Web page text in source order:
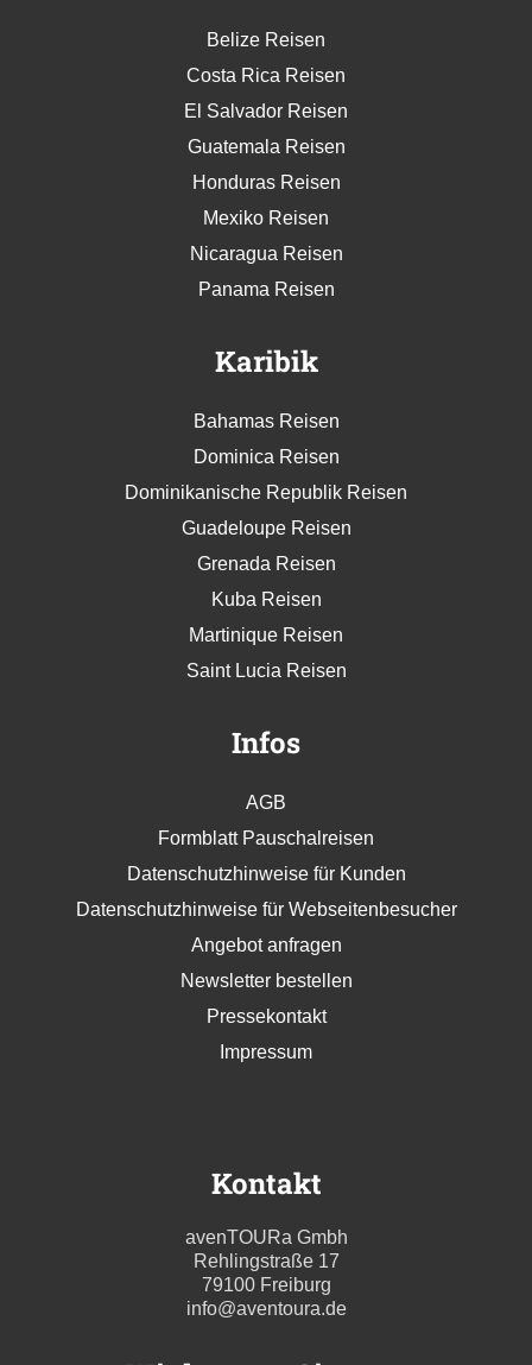
Belize Reisen
Costa Rica Reisen
El Salvador Reisen
Guatemala Reisen
Honduras Reisen
Mexiko Reisen
Nicaragua Reisen
Panama Reisen
Karibik
Bahamas Reisen
Dominica Reisen
Dominikanische Republik Reisen
Guadeloupe Reisen
Grenada Reisen
Kuba Reisen
Martinique Reisen
Saint Lucia Reisen
Infos
AGB
Formblatt Pauschalreisen
Datenschutzhinweise für Kunden
Datenschutzhinweise für Webseitenbesucher
Angebot anfragen
Newsletter bestellen
Pressekontakt
Impressum
Kontakt
avenTOURa Gmbh
Rehlingstraße 17
79100 Freiburg
info@aventoura.de